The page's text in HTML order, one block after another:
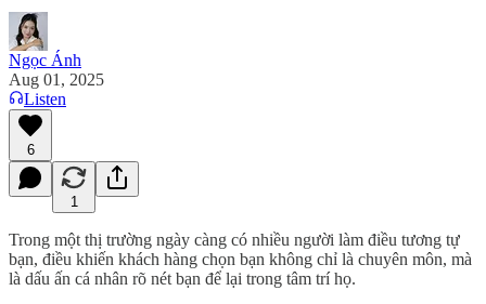
Ngọc Ánh
Aug 01, 2025
Listen
6
1
Trong một thị trường ngày càng có nhiều người làm điều tương tự
bạn, điều khiến khách hàng chọn bạn không chỉ là chuyên môn, mà
là dấu ấn cá nhân rõ nét bạn để lại trong tâm trí họ.